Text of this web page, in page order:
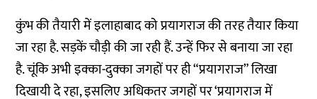
कुंभ की तैयारी में इलाहाबाद को प्रयागराज की तरह तैयार किया
जा रहा है. सड़कें चौड़ी की जा रही हैं. उन्हें फिर से बनाया जा रहा
है. चूंकि अभी इक्का-दुक्का जगहों पर ही “प्रयागराज” लिखा
दिखायी दे रहा, इसलिए अधिकतर जगहों पर ‘प्रयागराज में